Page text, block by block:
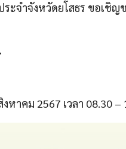
ะจำจังหวัดยโสธร ขอเชิ
หาคม 2567 เวลา 08.30